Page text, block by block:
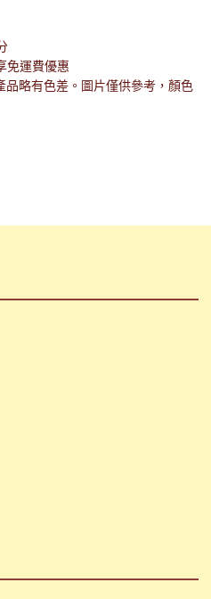
免運費優惠
略有色差。圖片僅供參考，顏色